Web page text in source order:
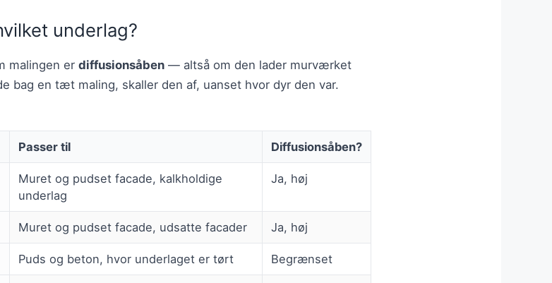
underlag?
malingen er diffusionsåben — altså om den lader murværket
bag en tæt maling, skaller den af, uanset hvor dyr den var.
Passer til Diffusionsåben?
Muret og pudset facade, kalkholdige
underlag
Ja, høj
Muret og pudset facade, udsatte facader Ja, høj
Puds og beton, hvor underlaget er tørt Begrænset